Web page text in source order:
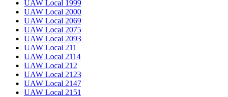
UAW Local 1999
UAW Local 2000
UAW Local 2069
UAW Local 2075
UAW Local 2093
UAW Local 211
UAW Local 2114
UAW Local 212
UAW Local 2123
UAW Local 2147
UAW Local 2151